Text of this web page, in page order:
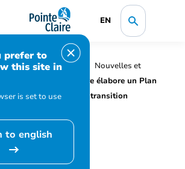
EN
prefer to
this site in
is set to use
to english
municipale
Nouvelles et
Pointe-Claire élabore un Plan
de ses initiatives de transition